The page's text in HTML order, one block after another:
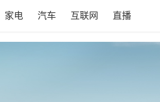
家电 汽车 互联网 直播